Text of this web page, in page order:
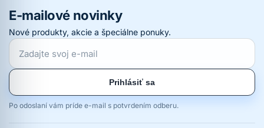
E-mailové novinky
Nové produkty, akcie a špeciálne ponuky.
Prihlásiť sa
Po odoslaní vám príde e-mail s potvrdením odberu.